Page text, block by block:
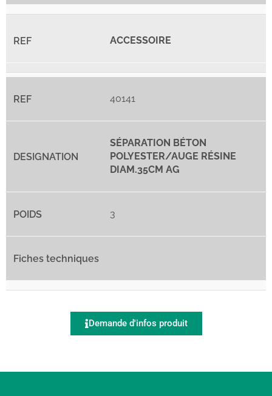
ACCESSOIRE
40141
SÉPARATION BÉTON
POLYESTER/AUGE RÉSINE
DIAM.35CM AG
3
Demande d'infos produit